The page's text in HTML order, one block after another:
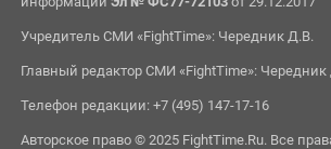
Учредитель СМИ «FightTime»: Чередник Д.В.
Главный редактор СМИ «FightTime»: Чередник
Телефон редакции: +7 (495) 147-17-16
Авторское право © 2025 FightTime.Ru. Все